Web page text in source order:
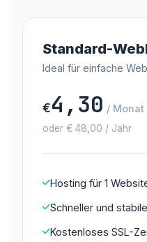
Standard-
Ideal für einfache
€4,30 / Monat
oder € 48,00 / Jahr
Hosting für 1
Schneller und
Kostenloses SSL-